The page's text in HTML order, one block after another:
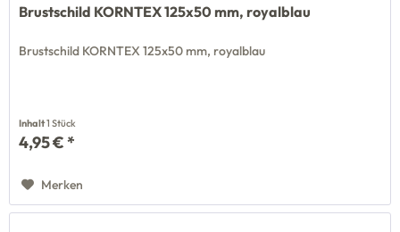
Brustschild KORNTEX 125x50 mm, royalblau
Brustschild KORNTEX 125x50 mm, royalblau
Inhalt1 Stück
4,95 € *
Merken